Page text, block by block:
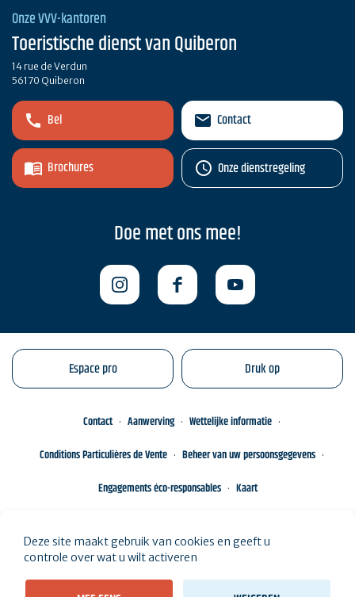
Onze VVV-kantoren
Toeristische dienst van Quiberon
14 rue de Verdun
56170 Quiberon
Bel
Brochures
Contact
Onze dienstregeling
Doe met ons mee!
Espace pro Druk op
Contact Aanwerving
Wettelijke informatie
Conditions Particulières de Vente
Beheer van uw persoonsgegevens
Engagements éco-responsables
Kaart
Deze site maakt gebruik van cookies en geeft u
controle over wat u wilt activeren